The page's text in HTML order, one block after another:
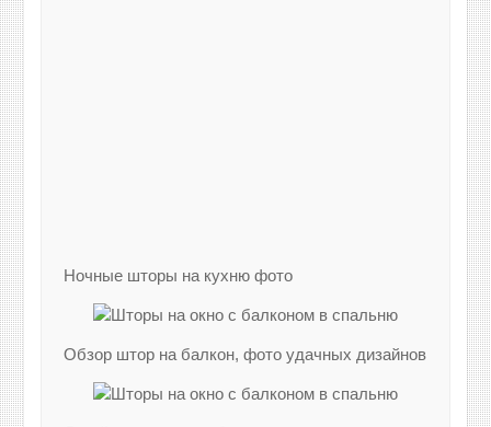
Ночные шторы на кухню фото
Обзор штор на балкон, фото удачных дизайнов